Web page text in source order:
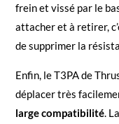
frein et vissé par le
attacher et à retirer,
de supprimer la
Enfin, le T3PA de
déplacer très
large compatibilité.